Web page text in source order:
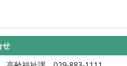
せ